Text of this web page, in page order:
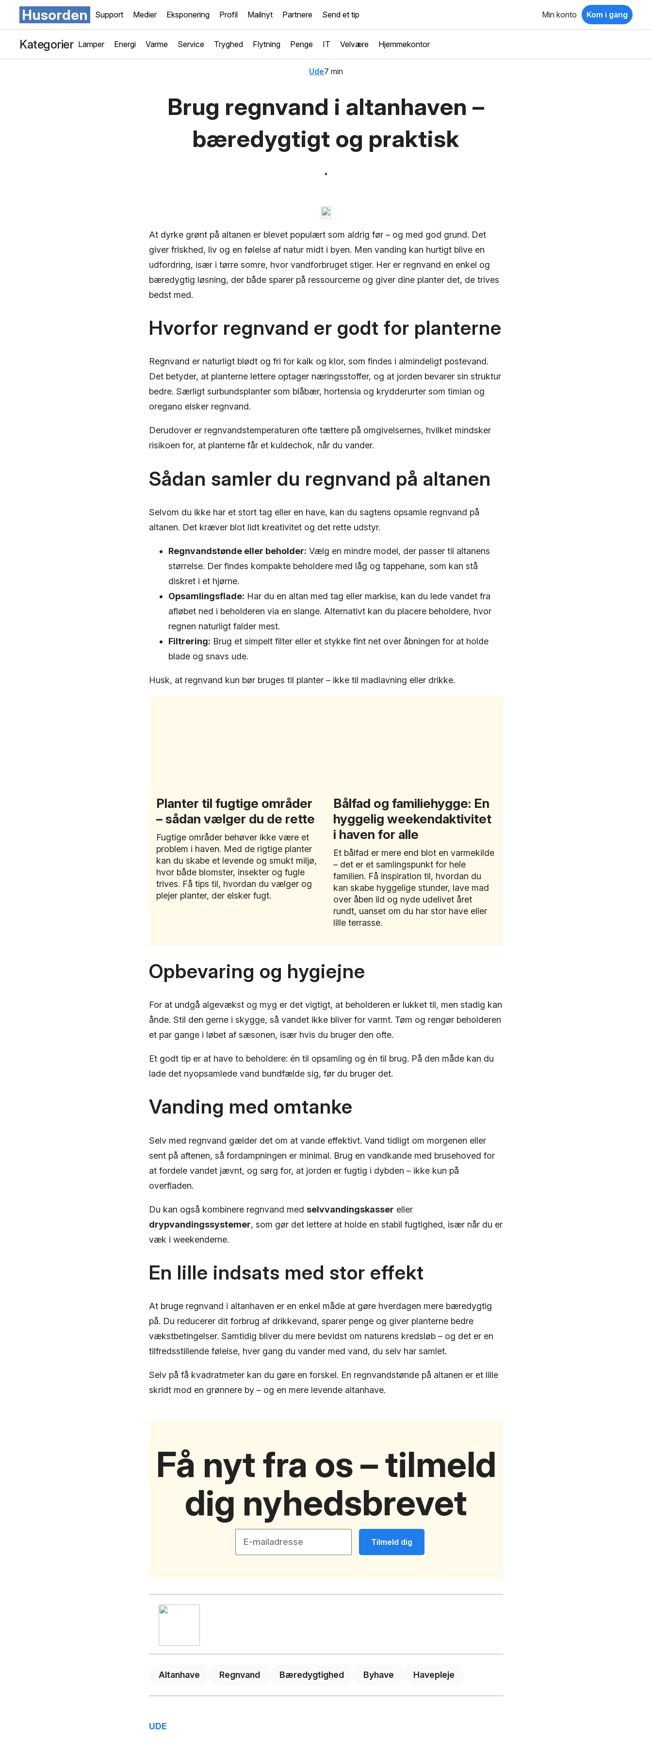
Husorden Support Medier Eksponering Profil Mailnyt Partnere Send et tip Min konto Kom i gang
Kategorier Lamper Energi Varme Service Tryghed Flytning Penge IT Velvære Hjemmekontor
Brug regnvand i altanhaven –
bæredygtigt og praktisk
Ude7 min
At dyrke grønt på altanen er blevet populært som aldrig før – og med god grund. Det
giver friskhed, liv og en følelse af natur midt i byen. Men vanding kan hurtigt blive en
udfordring, især i tørre somre, hvor vandforbruget stiger. Her er regnvand en enkel og
bæredygtig løsning, der både sparer på ressourcerne og giver dine planter det, de trives
bedst med.
Hvorfor regnvand er godt for planterne
Regnvand er naturligt blødt og fri for kalk og klor, som findes i almindeligt postevand.
Det betyder, at planterne lettere optager næringsstoffer, og at jorden bevarer sin struktur
bedre. Særligt surbundsplanter som blåbær, hortensia og krydderurter som timian og
oregano elsker regnvand.
Derudover er regnvandstemperaturen ofte tættere på omgivelsernes, hvilket mindsker
risikoen for, at planterne får et kuldechok, når du vander.
Sådan samler du regnvand på altanen
Selvom du ikke har et stort tag eller en have, kan du sagtens opsamle regnvand på
altanen. Det kræver blot lidt kreativitet og det rette udstyr.
Regnvandstønde eller beholder: Vælg en mindre model, der passer til altanens
størrelse. Der findes kompakte beholdere med låg og tappehane, som kan stå
diskret i et hjørne.
Opsamlingsflade: Har du en altan med tag eller markise, kan du lede vandet fra
afløbet ned i beholderen via en slange. Alternativt kan du placere beholdere, hvor
regnen naturligt falder mest.
Filtrering: Brug et simpelt filter eller et stykke fint net over åbningen for at holde
blade og snavs ude.
Husk, at regnvand kun bør bruges til planter – ikke til madlavning eller drikke.
Planter til fugtige områder
– sådan vælger du de rette
Fugtige områder behøver ikke være et
problem i haven. Med de rigtige planter
kan du skabe et levende og smukt miljø,
hvor både blomster, insekter og fugle
trives. Få tips til, hvordan du vælger og
plejer planter, der elsker fugt.
Bålfad og familiehygge: En
hyggelig weekendaktivitet
i haven for alle
Et bålfad er mere end blot en varmekilde
– det er et samlingspunkt for hele
familien. Få inspiration til, hvordan du
kan skabe hyggelige stunder, lave mad
over åben ild og nyde udelivet året
rundt, uanset om du har stor have eller
lille terrasse.
Opbevaring og hygiejne
For at undgå algevækst og myg er det vigtigt, at beholderen er lukket til, men stadig kan
ånde. Stil den gerne i skygge, så vandet ikke bliver for varmt. Tøm og rengør beholderen
et par gange i løbet af sæsonen, især hvis du bruger den ofte.
Et godt tip er at have to beholdere: én til opsamling og én til brug. På den måde kan du
lade det nyopsamlede vand bundfælde sig, før du bruger det.
Vanding med omtanke
Selv med regnvand gælder det om at vande effektivt. Vand tidligt om morgenen eller
sent på aftenen, så fordampningen er minimal. Brug en vandkande med brusehoved for
at fordele vandet jævnt, og sørg for, at jorden er fugtig i dybden – ikke kun på
overfladen.
Du kan også kombinere regnvand med selvvandingskasser eller
drypvandingssystemer, som gør det lettere at holde en stabil fugtighed, især når du er
væk i weekenderne.
En lille indsats med stor effekt
At bruge regnvand i altanhaven er en enkel måde at gøre hverdagen mere bæredygtig
på. Du reducerer dit forbrug af drikkevand, sparer penge og giver planterne bedre
vækstbetingelser. Samtidig bliver du mere bevidst om naturens kredsløb – og det er en
tilfredsstillende følelse, hver gang du vander med vand, du selv har samlet.
Selv på få kvadratmeter kan du gøre en forskel. En regnvandstønde på altanen er et lille
skridt mod en grønnere by – og en mere levende altanhave.
Altanhave Regnvand Bæredygtighed Byhave Havepleje
Få nyt fra os – tilmeld
dig nyhedsbrevet
Tilmeld dig
UDE